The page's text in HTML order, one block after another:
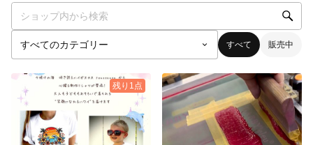
すべて 販売中
残り1点